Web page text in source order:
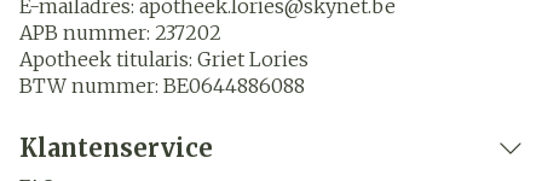
E-mailadres: apotheek.lories@skynet.be
APB nummer: 237202
Apotheek titularis: Griet Lories
BTW nummer: BE0644886088
Klantenservice